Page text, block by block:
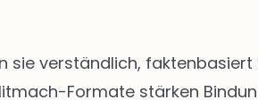
sie verständlich, faktenbasiert
Formate stärken